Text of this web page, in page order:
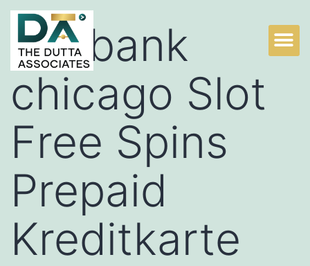
Sitzbank
chicago Slot
Free Spins
Prepaid
Kreditkarte